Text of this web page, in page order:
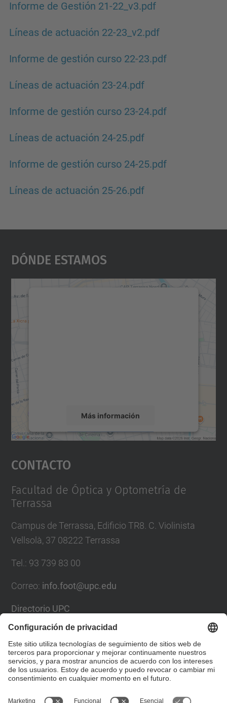
Informe de Gestión 21-22_v3.pdf
Líneas de actuación 22-23_v2.pdf
Informe de gestión curso 22-23.pdf
Líneas de actuación 23-24.pdf
Informe de gestión curso 23-24.pdf
Líneas de actuación 24-25.pdf
Informe de gestión curso 24-25.pdf
Líneas de actuación 25-26.pdf
Dónde Estamos
Más información
Aceptar
powered by
Contacto
Facultad de Óptica y Optometría de
Terrassa
Campus de Terrassa, Edificio TR8. C. Violinista
Vellsolà, 37 08222 Terrassa
Tel. : 93 739 83 00
Correo: info.foot@upc.edu
Directorio UPC
Formulario de contacto
Lista Redes Sociales